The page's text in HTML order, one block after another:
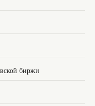
биржи